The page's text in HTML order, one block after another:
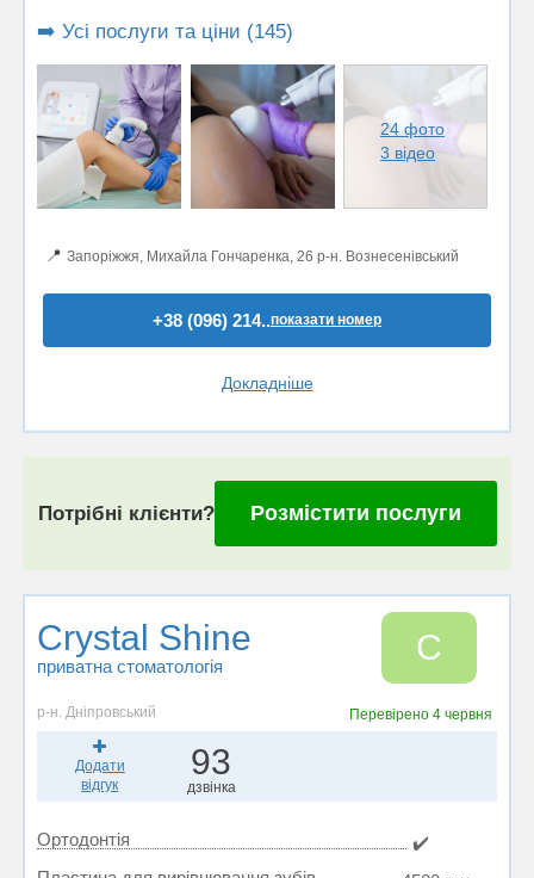
➡️ Усі послуги та ціни (145)
24 фото
3 відео
📍 Запоріжжя, Михайла Гончаренка, 26 р-н. Вознесенівський
+38 (096) 214..показати номер
Докладніше
Потрібні клієнти? Розмістити послуги
Crystal Shine
приватна стоматологія C
р-н. Дніпровський Перевірено 4 червня
Додати
відгук
93
дзвінка
Ортодонтія
✔️